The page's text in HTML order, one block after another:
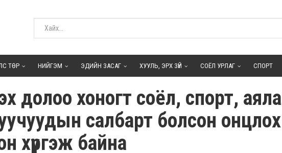
ТӨР НИЙГЭМ ЭДИЙН ЗАСАГ ХУУЛЬ, ЭРХ ЗҮЙ СОЁЛ УРЛАГ СПОРТ
долоо хоногт соёл, спорт,
салбарт болсон онцлох
хүргэж байна